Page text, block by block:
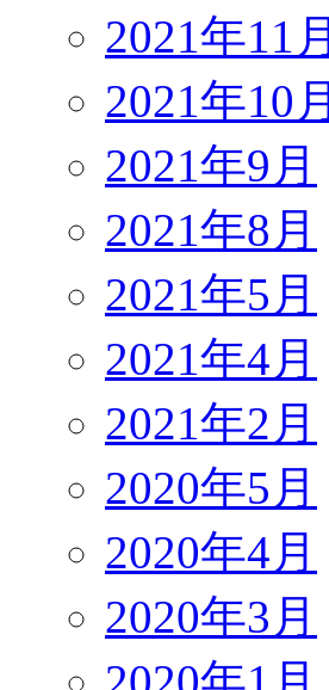
2021年11月
2021年10月
2021年9月
2021年8月
2021年5月
2021年4月
2021年2月
2020年5月
2020年4月
2020年3月